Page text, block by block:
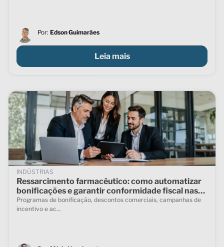
Por: Edson Guimarães
Leia mais
INDÚSTRIAS
Ressarcimento farmacêutico: como automatizar
bonificações e garantir conformidade fiscal nas
vendas indiretas
Programas de bonificação, descontos comerciais, campanhas de
incentivo e ac...